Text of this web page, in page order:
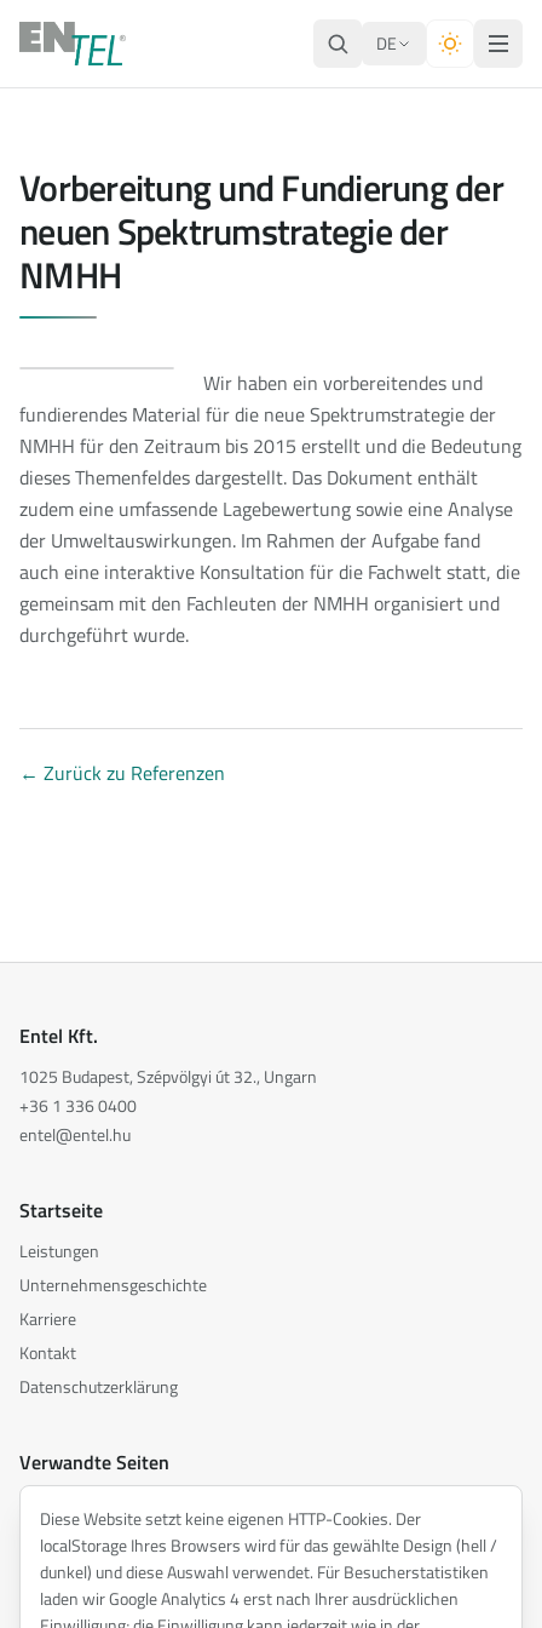
DE
Vorbereitung und Fundierung der
neuen Spektrumstrategie der
NMHH
Wir haben ein vorbereitendes und
fundierendes Material für die neue Spektrumstrategie der
NMHH für den Zeitraum bis 2015 erstellt und die Bedeutung
dieses Themenfeldes dargestellt. Das Dokument enthält
zudem eine umfassende Lagebewertung sowie eine Analyse
der Umweltauswirkungen. Im Rahmen der Aufgabe fand
auch eine interaktive Konsultation für die Fachwelt statt, die
gemeinsam mit den Fachleuten der NMHH organisiert und
durchgeführt wurde.
← Zurück zu Referenzen
Entel Kft.
1025 Budapest, Szépvölgyi út 32., Ungarn
+36 1 336 0400
entel@entel.hu
Startseite
Leistungen
Unternehmensgeschichte
Karriere
Kontakt
Datenschutzerklärung
Verwandte Seiten
inspiredacoustics.com
soundy.ai
irat.ai
Diese Website setzt keine eigenen HTTP-Cookies. Der
localStorage Ihres Browsers wird für das gewählte Design (hell /
dunkel) und diese Auswahl verwendet. Für Besucherstatistiken
laden wir Google Analytics 4 erst nach Ihrer ausdrücklichen